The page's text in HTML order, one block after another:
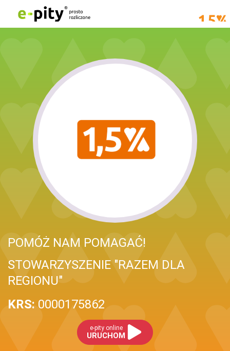
POMÓŻ NAM POMAGAĆ!
STOWARZYSZENIE "RAZEM DLA
REGIONU"
KRS: 0000175862
e-pity online
URUCHOM